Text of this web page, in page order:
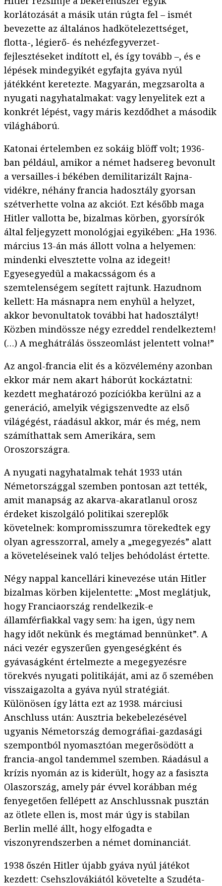
korlátozását a másik után rúgta fel – ismét
bevezette az általános hadkötelezettséget,
flotta-, légierő- és nehézfegyverzet-
fejlesztéseket indított el, és így tovább –, és e
lépések mindegyikét egyfajta gyáva nyúl
játékként keretezte. Magyarán, megzsarolta a
nyugati nagyhatalmakat: vagy lenyelitek ezt a
konkrét lépést, vagy máris kezdődhet a második
világháború.
Katonai értelemben ez sokáig blöff volt; 1936-
ban például, amikor a német hadsereg bevonult
a versailles-i békében demilitarizált Rajna-
vidékre, néhány francia hadosztály gyorsan
szétverhette volna az akciót. Ezt később maga
Hitler vallotta be, bizalmas körben, gyorsírók
által feljegyzett monológjai egyikében: „Ha 1936.
március 13-án más állott volna a helyemen:
mindenki elvesztette volna az idegeit!
Egyesegyedül a makacsságom és a
szemtelenségem segített rajtunk. Hazudnom
kellett: Ha másnapra nem enyhül a helyzet,
akkor bevonultatok további hat hadosztályt!
Közben mindössze négy ezreddel rendelkeztem!
(…) A meghátrálás összeomlást jelentett volna!”
Az angol-francia elit és a közvélemény azonban
ekkor már nem akart háborút kockáztatni:
kezdett meghatározó pozíciókba kerülni az a
generáció, amelyik végigszenvedte az első
világégést, ráadásul akkor, már és még, nem
számíthattak sem Amerikára, sem
Oroszországra.
A nyugati nagyhatalmak tehát 1933 után
Németországgal szemben pontosan azt tették,
amit manapság az akarva-akaratlanul orosz
érdeket kiszolgáló politikai szereplők
követelnek: kompromisszumra törekedtek egy
olyan agresszorral, amely a „megegyezés” alatt
a követeléseinek való teljes behódolást értette.
Négy nappal kancellári kinevezése után Hitler
bizalmas körben kijelentette: „Most meglátjuk,
hogy Franciaország rendelkezik-e
államférfiakkal vagy sem: ha igen, úgy nem
hagy időt nekünk és megtámad bennünket”. A
náci vezér egyszerűen gyengeségként és
gyávaságként értelmezte a megegyezésre
törekvés nyugati politikáját, ami az ő szemében
visszaigazolta a gyáva nyúl stratégiát.
Különösen így látta ezt az 1938. márciusi
Anschluss után: Ausztria bekebelezésével
ugyanis Németország demográfiai-gazdasági
szempontból nyomasztóan megerősödött a
francia-angol tandemmel szemben. Ráadásul a
krízis nyomán az is kiderült, hogy az a fasiszta
Olaszország, amely pár évvel korábban még
fenyegetően fellépett az Anschlussnak pusztán
az ötlete ellen is, most már úgy is stabilan
Berlin mellé állt, hogy elfogadta e
viszonyrendszerben a német dominanciát.
1938 őszén Hitler újabb gyáva nyúl játékot
kezdett: Csehszlovákiától követelte a Szudéta-